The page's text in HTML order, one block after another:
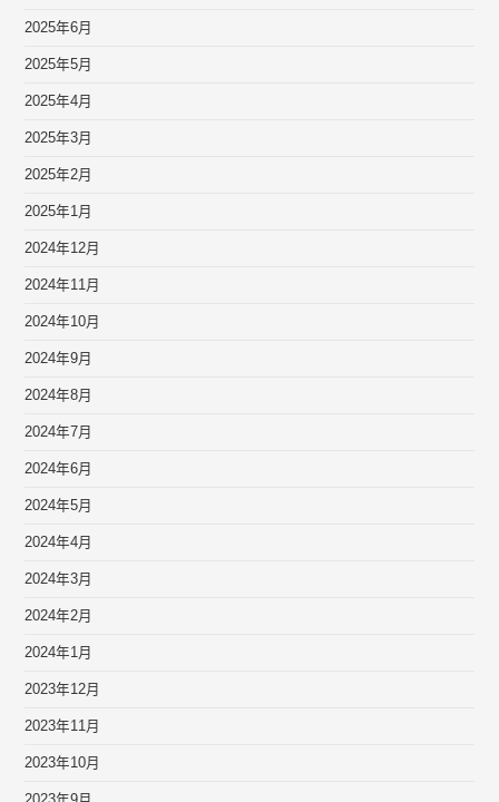
2025年6月
2025年5月
2025年4月
2025年3月
2025年2月
2025年1月
2024年12月
2024年11月
2024年10月
2024年9月
2024年8月
2024年7月
2024年6月
2024年5月
2024年4月
2024年3月
2024年2月
2024年1月
2023年12月
2023年11月
2023年10月